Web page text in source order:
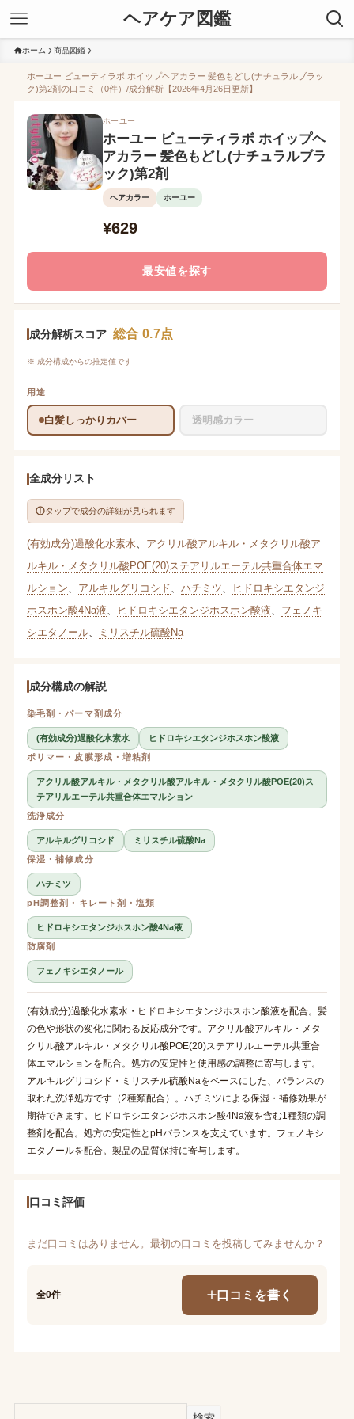
ヘアケア図鑑
ホーム 商品図鑑
ホーユー ビューティラボ ホイップヘアカラー 髪色もどし(ナチュラルブラッ
ク)第2剤の口コミ（0件）/成分解析【2026年4月26日更新】
ホーユー
ホーユー ビューティラボ ホイップヘ
アカラー 髪色もどし(ナチュラルブラ
ック)第2剤
ヘアカラー ホーユー
¥629
最安値を探す
成分解析スコア 総合 0.7点
※ 成分構成からの推定値です
用途
白髪しっかりカバー 透明感カラー
全成分リスト
タップで成分の詳細が見られます
(有効成分)過酸化水素水
アクリル酸アルキル・メタクリル酸ア
ルキル・メタクリル酸POE(20)ステアリルエーテル共重合体エマ
ルション
アルキルグリコシド ハチミツ
ヒドロキシエタンジ
ホスホン酸4Na液
ヒドロキシエタンジホスホン酸液
フェノキ
シエタノール、 ミリスチル硫酸Na
成分構成の解説
染毛剤・パーマ剤成分
(有効成分)過酸化水素水
ヒドロキシエタンジホスホン酸液
ポリマー・皮膜形成・増粘剤
アクリル酸アルキル・メタクリル酸アルキル・メタクリル酸POE(20)ス
テアリルエーテル共重合体エマルション
洗浄成分
アルキルグリコシド
ミリスチル硫酸Na
保湿・補修成分
ハチミツ
pH調整剤・キレート剤・塩類
ヒドロキシエタンジホスホン酸4Na液
防腐剤
フェノキシエタノール
(有効成分)過酸化水素水・ヒドロキシエタンジホスホン酸液を配合。髪
の色や形状の変化に関わる反応成分です。アクリル酸アルキル・メタ
クリル酸アルキル・メタクリル酸POE(20)ステアリルエーテル共重合
体エマルションを配合。処方の安定性と使用感の調整に寄与します。
アルキルグリコシド・ミリスチル硫酸Naをベースにした、バランスの
取れた洗浄処方です（2種類配合）。ハチミツによる保湿・補修効果が
期待できます。ヒドロキシエタンジホスホン酸4Na液を含む1種類の調
整剤を配合。処方の安定性とpHバランスを支えています。フェノキシ
エタノールを配合。製品の品質保持に寄与します。
口コミ評価
まだ口コミはありません。最初の口コミを投稿してみませんか？
全0件 口コミを書く